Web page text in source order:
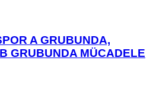
A GRUBUNDA,
GRUBUNDA MÜCADELE